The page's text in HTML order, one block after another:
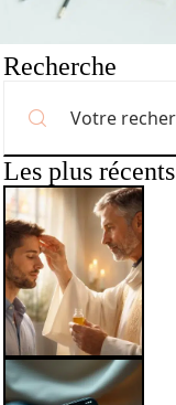
Recherche
Les plus récents